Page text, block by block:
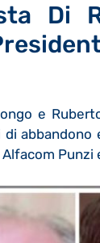
Di
e
abbandono
Punzi